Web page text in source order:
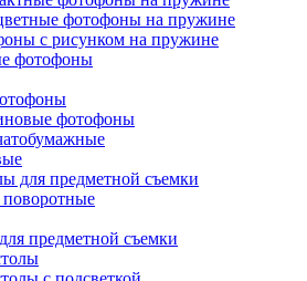
фотофоны на пружине
с рисунком на пружине
фотофоны
фотофоны
для предметной съемки
предметной съемки